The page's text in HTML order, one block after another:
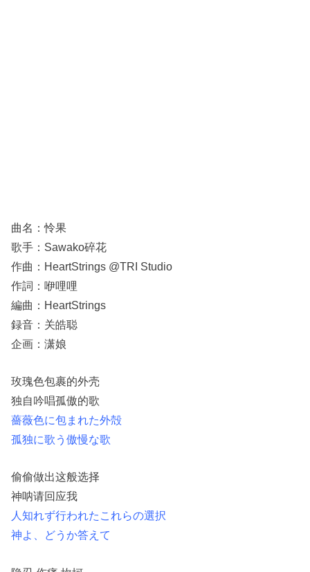
曲名：怜果
歌手：Sawako碎花
作曲：HeartStrings @TRI Studio
作詞：咿哩哩
編曲：HeartStrings
録音：关皓聪
企画：潇娘
玫瑰色包裹的外壳
独自吟唱孤傲的歌
薔薇色に包まれた外殻
孤独に歌う傲慢な歌
偷偷做出这般选择
神呐请回应我
人知れず行われたこれらの選択
神よ、どうか答えて